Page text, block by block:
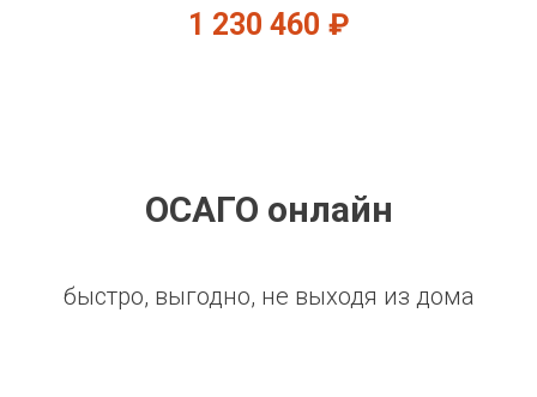
1 230 460 ₽
ОСАГО онлайн
быстро, выгодно, не выходя из дома